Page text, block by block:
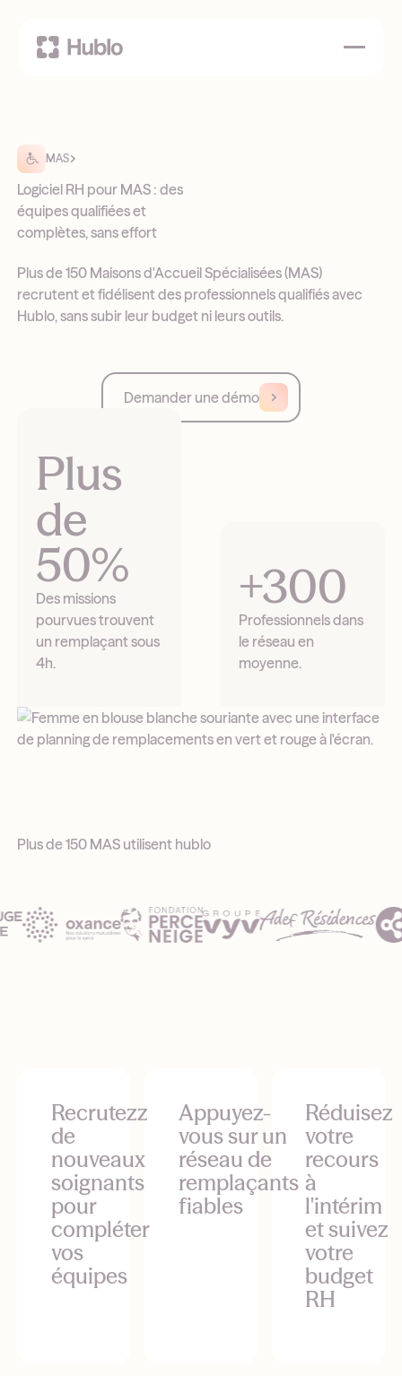
MAS
Logiciel RH pour MAS : des
équipes qualifiées et
complètes, sans effort
Plus de 150 Maisons d'Accueil Spécialisées (MAS)
recrutent et fidélisent des professionnels qualifiés avec
Hublo, sans subir leur budget ni leurs outils.
Demander une démo
Plus
de
50%
Des missions
pourvues trouvent
un remplaçant sous
4h.
+300
Professionnels dans
le réseau en
moyenne.
Plus de 150 MAS utilisent hublo
Recrutezz
de
nouveaux
soignants
pour
compléter
vos
équipes
Appuyez-
vous sur un
réseau de
remplaçants
fiables
Réduisez
votre
recours
à
l'intérim
et suivez
votre
budget
RH